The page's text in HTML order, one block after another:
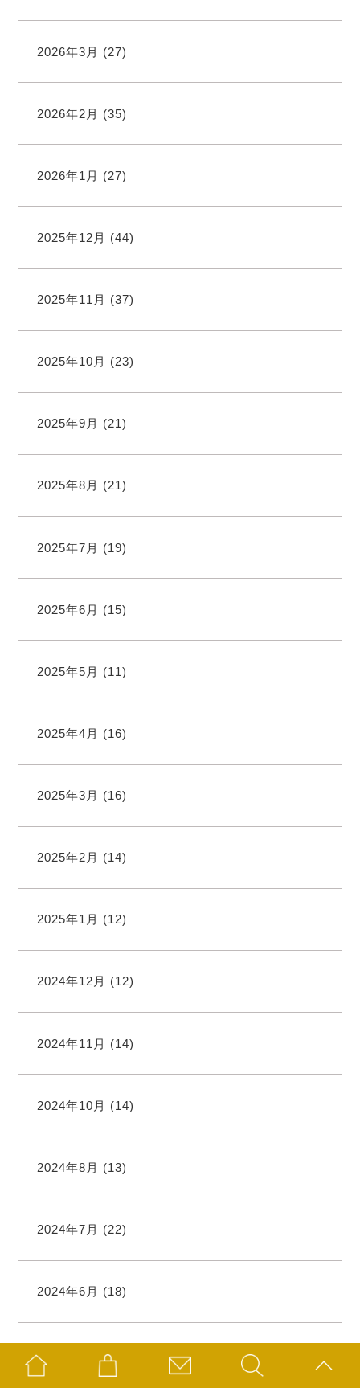
2026年3月 (27)
2026年2月 (35)
2026年1月 (27)
2025年12月 (44)
2025年11月 (37)
2025年10月 (23)
2025年9月 (21)
2025年8月 (21)
2025年7月 (19)
2025年6月 (15)
2025年5月 (11)
2025年4月 (16)
2025年3月 (16)
2025年2月 (14)
2025年1月 (12)
2024年12月 (12)
2024年11月 (14)
2024年10月 (14)
2024年8月 (13)
2024年7月 (22)
2024年6月 (18)
2024年5月 (12)